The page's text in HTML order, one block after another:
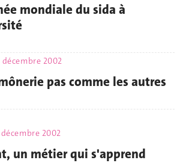
mondiale du sida à
décembre 2002
pas comme les autres
décembre 2002
un métier qui s'apprend